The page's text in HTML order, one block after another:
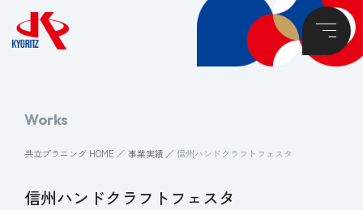
Works
共立プラニング HOME 事業実績 信州ハンドクラフトフェスタ
信州ハンドクラフトフェスタ